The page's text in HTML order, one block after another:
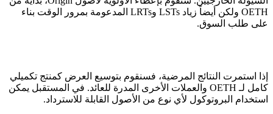
OETH ولكن أيضاً زياد LSTs وLRTs المدعومة بمرور الوقت بناء
على طلب السوق.
إذا استمرت النتائج المرضية، فسنقوم بتوسيع العرض كمنتج تكميلي
كامل لـ OETH والعملات الأخرى المدرة للعائد. في المستقبل يمكن
استخدام البروتوكول لأي نوع من الأصول القابلة للاسترداد.